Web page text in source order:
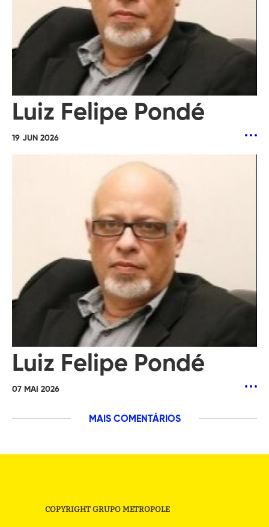
Luiz Felipe Pondé
19 JUN 2026
Luiz Felipe Pondé
07 MAI 2026
MAIS COMENTÁRIOS
COPYRIGHT GRUPO METROPOLE